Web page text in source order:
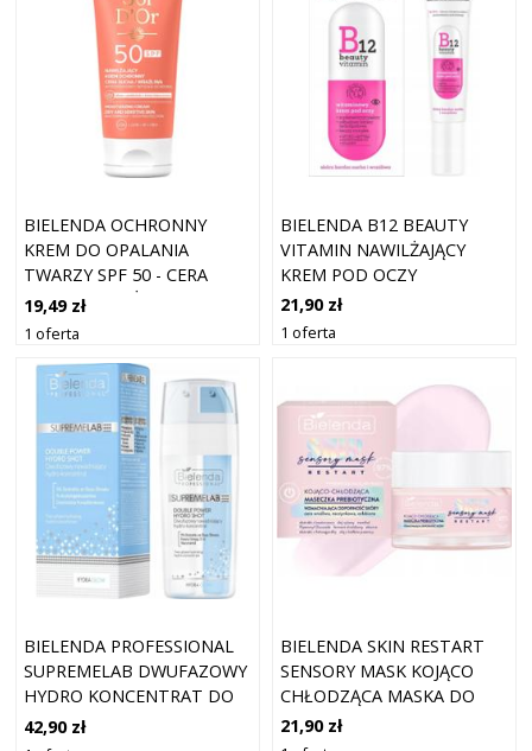
BIELENDA OCHRONNY
KREM DO OPALANIA
TWARZY SPF 50 - CERA
SUCHA / WRAŻLIWA
19,49 zł
1 oferta
BIELENDA B12 BEAUTY
VITAMIN NAWILŻAJĄCY
KREM POD OCZY
WITAMINOWY 15ML
21,90 zł
1 oferta
BIELENDA PROFESSIONAL
SUPREMELAB DWUFAZOWY
HYDRO KONCENTRAT DO
TWARZY 30ML
42,90 zł
BIELENDA SKIN RESTART
SENSORY MASK KOJĄCO
CHŁODZĄCA MASKA DO
TWARZY 50ML
21,90 zł